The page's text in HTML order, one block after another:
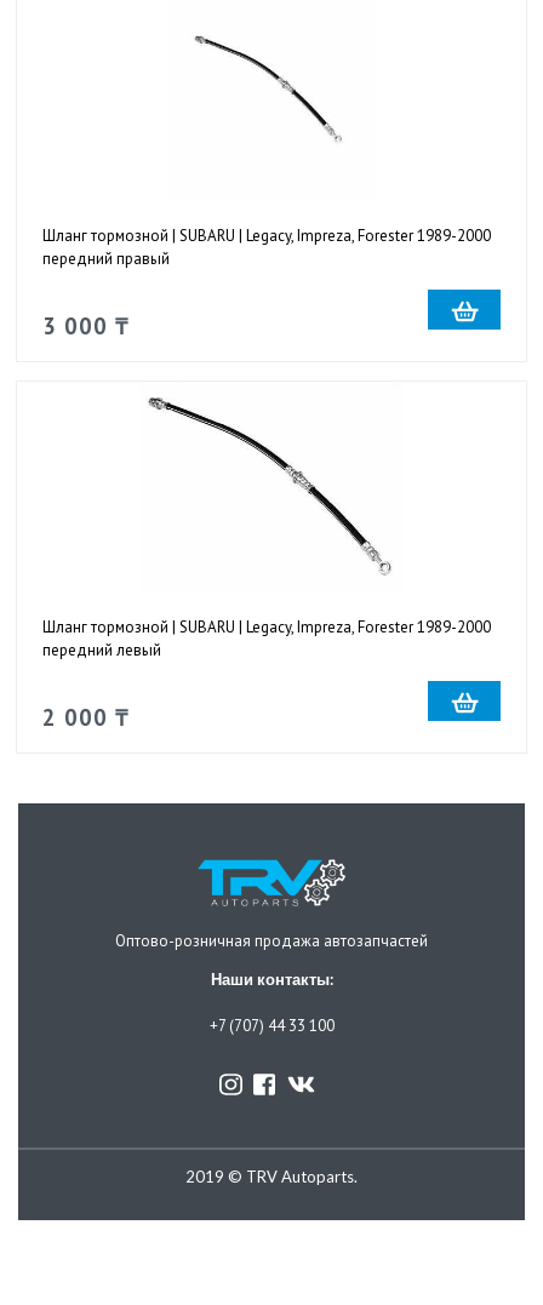
Шланг тормозной | SUBARU | Legacy, Impreza, Forester 1989-2000
передний правый
3 000 ₸
Шланг тормозной | SUBARU | Legacy, Impreza, Forester 1989-2000
передний левый
2 000 ₸
Оптово-розничная продажа автозапчастей
Наши контакты:
+7 (707) 44 33 100
2019 © TRV Autoparts.